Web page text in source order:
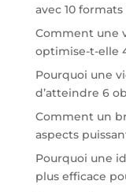
avec 10
Comment une
optimise-t-elle
Pourquoi une
d’atteindre 6
Comment un
aspects
Pourquoi une
plus efficace